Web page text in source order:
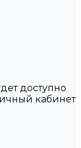
доступно
кабинет